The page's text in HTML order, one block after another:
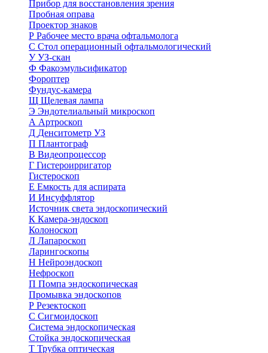
Прибор для восстановления зрения
Пробная оправа
Проектор знаков
Р Рабочее место врача офтальмолога
С Стол операционный офтальмологический
УУЗ-скан
Ф Факоэмульсификатор
Фороптер
Фундус-камера
Щ Щелевая лампа
Э Эндотелиальный микроскоп
А Артроскоп
Д Денситометр УЗ
П Плантограф
В Видеопроцессор
Г Гистероирригатор
Гистероскоп
Е Емкость для аспирата
И Инсуффлятор
Источник света эндоскопический
К Камера-эндоскоп
Колоноскоп
Л Лапароскоп
Ларингоскопы
Н Нейроэндоскоп
Нефроскоп
П Помпа эндоскопическая
Промывка эндоскопов
Р Резектоскоп
С Сигмоидоскоп
Система эндоскопическая
Стойка эндоскопическая
Т Трубка оптическая